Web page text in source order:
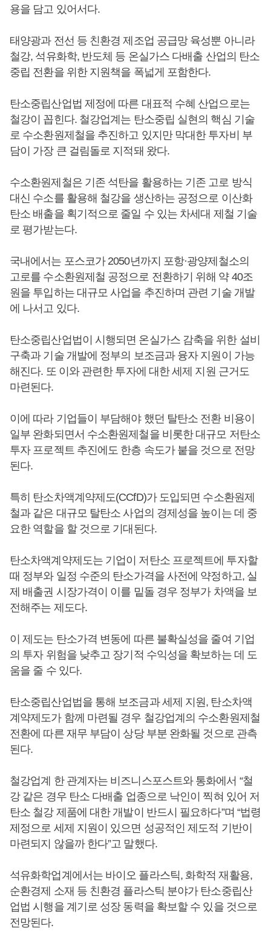
용을 담고 있어서다.
태양광과 전선 등 친환경 제조업 공급망 육성뿐 아니라
철강, 석유화학, 반도체 등 온실가스 다배출 산업의 탄소
중립 전환을 위한 지원책을 폭넓게 포함한다.
탄소중립산업법 제정에 따른 대표적 수혜 산업으로는
철강이 꼽힌다. 철강업계는 탄소중립 실현의 핵심 기술
로 수소환원제철을 추진하고 있지만 막대한 투자비 부
담이 가장 큰 걸림돌로 지적돼 왔다.
수소환원제철은 기존 석탄을 활용하는 기존 고로 방식
대신 수소를 활용해 철강을 생산하는 공정으로 이산화
탄소 배출을 획기적으로 줄일 수 있는 차세대 제철 기술
로 평가받는다.
국내에서는 포스코가 2050년까지 포항·광양제철소의
고로를 수소환원제철 공정으로 전환하기 위해 약 40조
원을 투입하는 대규모 사업을 추진하며 관련 기술 개발
에 나서고 있다.
탄소중립산업법이 시행되면 온실가스 감축을 위한 설비
구축과 기술 개발에 정부의 보조금과 융자 지원이 가능
해진다. 또 이와 관련한 투자에 대한 세제 지원 근거도
마련된다.
이에 따라 기업들이 부담해야 했던 탈탄소 전환 비용이
일부 완화되면서 수소환원제철을 비롯한 대규모 저탄소
투자 프로젝트 추진에도 한층 속도가 붙을 것으로 전망
된다.
특히 탄소차액계약제도(CCfD)가 도입되면 수소환원제
철과 같은 대규모 탈탄소 사업의 경제성을 높이는 데 중
요한 역할을 할 것으로 기대된다.
탄소차액계약제도는 기업이 저탄소 프로젝트에 투자할
때 정부와 일정 수준의 탄소가격을 사전에 약정하고, 실
제 배출권 시장가격이 이를 밑돌 경우 정부가 차액을 보
전해주는 제도다.
이 제도는 탄소가격 변동에 따른 불확실성을 줄여 기업
의 투자 위험을 낮추고 장기적 수익성을 확보하는 데 도
움을 줄 수 있다.
탄소중립산업법을 통해 보조금과 세제 지원, 탄소차액
계약제도가 함께 마련될 경우 철강업계의 수소환원제철
전환에 따른 재무 부담이 상당 부분 완화될 것으로 관측
된다.
철강업계 한 관계자는 비즈니스포스트와 통화에서 “철
강 같은 경우 탄소 다배출 업종으로 낙인이 찍혀 있어 저
탄소 철강 제품에 대한 개발이 반드시 필요하다”며 “법령
제정으로 세제 지원이 있으면 성공적인 제도적 기반이
마련되지 않을까 한다”고 말했다.
석유화학업계에서는 바이오 플라스틱, 화학적 재활용,
순환경제 소재 등 친환경 플라스틱 분야가 탄소중립산
업법 시행을 계기로 성장 동력을 확보할 수 있을 것으로
전망된다.